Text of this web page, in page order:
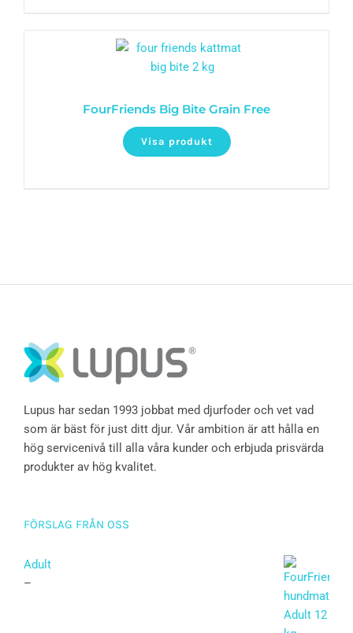
FourFriends Big Bite Grain Free
Visa produkt
Lupus har sedan 1993 jobbat med djurfoder och vet vad
som är bäst för just ditt djur. Vår ambition är att hålla en
hög servicenivå till alla våra kunder och erbjuda prisvärda
produkter av hög kvalitet.
FÖRSLAG FRÅN OSS
Adult
–